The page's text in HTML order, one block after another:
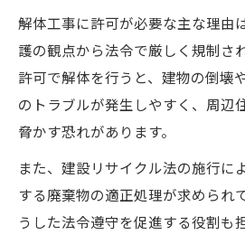
解体工事を許可なしで
解説
無許可解体が事業運営
の現実
許可なし解体工事による
策方法
解体工事で無許可営業
応策
解体工事に許可が必要な主な理由
護の観点から法令で厳しく規制さ
許可で解体を行うと、建物の倒壊
のトラブルが発生しやすく、周辺
脅かす恐れがあります。
また、建設リサイクル法の施行に
する廃棄物の適正処理が求められ
うした法令遵守を促進する役割も